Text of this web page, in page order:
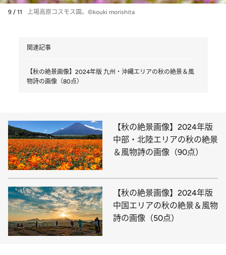
9 / 11 上場高原コスモス園。©kouki morishita
関連記事
【秋の絶景画像】2024年版 九州・沖縄エリアの秋の絶景＆風
物詩の画像（80点）
【秋の絶景画像】2024年版
中部・北陸エリアの秋の絶景
＆風物詩の画像（90点）
【秋の絶景画像】2024年版
中国エリアの秋の絶景＆風物
詩の画像（50点）